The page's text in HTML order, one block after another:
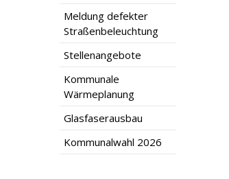
Meldung defekter
Straßenbeleuchtung
Stellenangebote
Kommunale
Wärmeplanung
Glasfaserausbau
Kommunalwahl 2026